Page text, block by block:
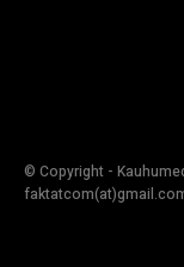
© Copyright -